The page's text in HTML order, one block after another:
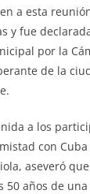
a esta
y fue
por la
de la
a los
con
aseveró
50 años de